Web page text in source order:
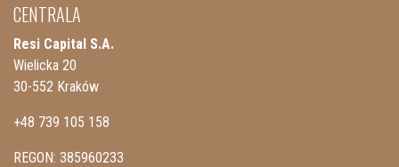
CENTRALA
Resi Capital S.A.
Wielicka 20
30-552 Kraków
+48 739 105 158
REGON: 385960233